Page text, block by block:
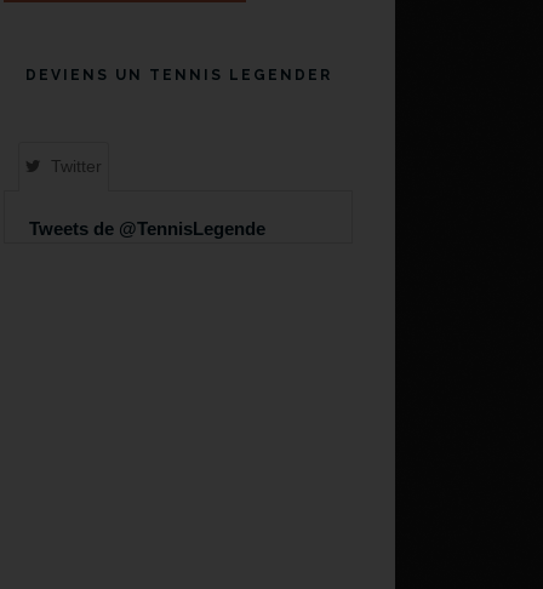
DEVIENS UN TENNIS LEGENDER
Twitter
Tweets de @TennisLegende